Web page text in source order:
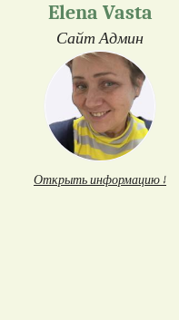
Elena Vasta
Сайт Админ
Открыть информацию ↓